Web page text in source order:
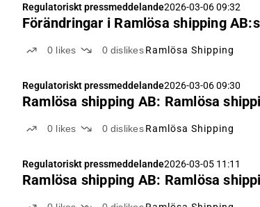
Regulatoriskt pressmeddelande2026-03-06 09:32
Förändringar i Ramlösa shipping
0 likes 0 dislikes Ramlösa Shipping
Regulatoriskt pressmeddelande2026-03-06 09:30
Ramlösa shipping AB: Ramlösa
0 likes 0 dislikes Ramlösa Shipping
Regulatoriskt pressmeddelande2026-03-05 11:11
Ramlösa shipping AB: Ramlösa